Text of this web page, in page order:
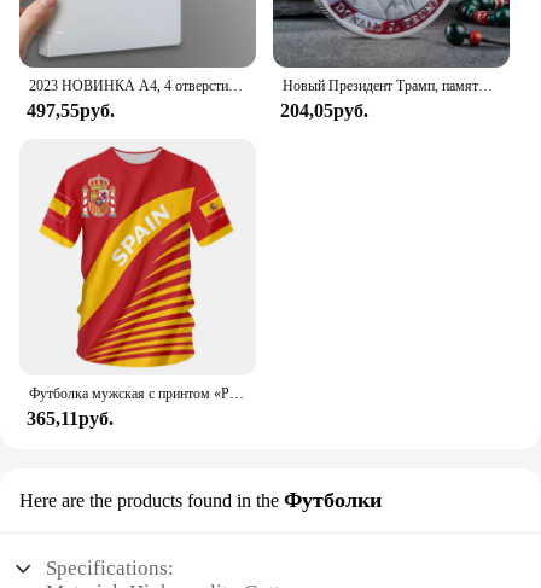
2023 НОВИНКА A4, 4 отверстия, зажим D-типа, синяя папка из полипропилена, перфорированная прозрачная папка-переплет, папка А4
497,55руб.
Новый Президент Трамп, памятный значок Дональда Трампа монета, серебряное золото, тройная монета, Дональд J Трамп, «в Бог, которому мы доверяем», монеты
204,05руб.
Футболка мужская с принтом «Реал Мадрид»
365,11руб.
Here are the products found in the Футболки
Specifications: